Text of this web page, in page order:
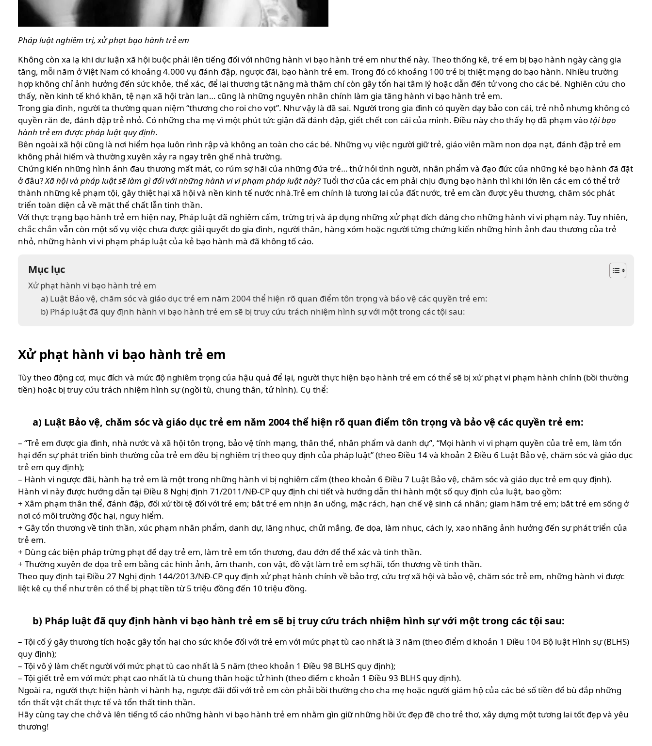
Pháp luật nghiêm trị, xử phạt bạo hành trẻ em
Không còn xa lạ khi dư luận xã hội buộc phải lên tiếng đối với những hành vi bạo hành trẻ em như thế này. Theo thống kê, trẻ em bị bạo hành ngày càng gia
tăng, mỗi năm ở Việt Nam có khoảng 4.000 vụ đánh đập, ngược đãi, bạo hành trẻ em. Trong đó có khoảng 100 trẻ bị thiệt mạng do bạo hành. Nhiều trường
hợp không chỉ ảnh hưởng đến sức khỏe, thể xác, để lại thương tật nặng mà thậm chí còn gây tổn hại tâm lý hoặc dẫn đến tử vong cho các bé. Nghiên cứu cho
thấy, nền kinh tế khó khăn, tệ nạn xã hội tràn lan… cũng là những nguyên nhân chính làm gia tăng hành vi bạo hành trẻ em.
Trong gia đình, người ta thường quan niệm “thương cho roi cho vọt”. Như vậy là đã sai. Người trong gia đình có quyền dạy bảo con cái, trẻ nhỏ nhưng không có
quyền răn đe, đánh đập trẻ nhỏ. Có những cha mẹ vì một phút tức giận đã đánh đập, giết chết con cái của mình. Điều này cho thấy họ đã phạm vào tội bạo
hành trẻ em được pháp luật quy định.
Bên ngoài xã hội cũng là nơi hiểm họa luôn rình rập và không an toàn cho các bé. Những vụ việc người giữ trẻ, giáo viên mầm non dọa nạt, đánh đập trẻ em
không phải hiếm và thường xuyên xảy ra ngay trên ghế nhà trường.
Chứng kiến những hình ảnh đau thương mất mát, co rúm sợ hãi của những đứa trẻ… thử hỏi tình người, nhân phẩm và đạo đức của những kẻ bạo hành đã đặt
ở đâu?Xã hội và pháp luật sẽ làm gì đối với những hành vi vi phạm pháp luật này? Tuổi thơ của các em phải chịu đựng bạo hành thì khi lớn lên các em có thể trở
thành những kẻ phạm tội, gây thiệt hại xã hội và nền kinh tế nước nhà.Trẻ em chính là tương lai của đất nước, trẻ em cần được yêu thương, chăm sóc phát
triển toàn diện cả về mặt thể chất lẫn tinh thần.
Với thực trạng bạo hành trẻ em hiện nay, Pháp luật đã nghiêm cấm, trừng trị và áp dụng những xử phạt đích đáng cho những hành vi vi phạm này. Tuy nhiên,
chắc chắn vẫn còn một số vụ việc chưa được giải quyết do gia đình, người thân, hàng xóm hoặc người từng chứng kiến những hình ảnh đau thương của trẻ
nhỏ, những hành vi vi phạm pháp luật của kẻ bạo hành mà đã không tố cáo.
Mục lục
Xử phạt hành vi bạo hành trẻ em
a) Luật Bảo vệ, chăm sóc và giáo dục trẻ em năm 2004 thể hiện rõ quan điểm tôn trọng và bảo vệ các quyền trẻ em:
b) Pháp luật đã quy định hành vi bạo hành trẻ em sẽ bị truy cứu trách nhiệm hình sự với một trong các tội sau:
Xử phạt hành vi bạo hành trẻ em
Tùy theo động cơ, mục đích và mức độ nghiêm trọng của hậu quả để lại, người thực hiện bạo hành trẻ em có thể sẽ bị xử phạt vi phạm hành chính (bồi thường
tiền) hoặc bị truy cứu trách nhiệm hình sự (ngồi tù, chung thân, tử hình). Cụ thể:
a) Luật Bảo vệ, chăm sóc và giáo dục trẻ em năm 2004 thể hiện rõ quan điểm tôn trọng và bảo vệ các quyền trẻ em:
– “Trẻ em được gia đình, nhà nước và xã hội tôn trọng, bảo vệ tính mạng, thân thể, nhân phẩm và danh dự”, “Mọi hành vi vi phạm quyền của trẻ em, làm tổn
hại đến sự phát triển bình thường của trẻ em đều bị nghiêm trị theo quy định của pháp luật” (theo Điều 14 và khoản 2 Điều 6 Luật Bảo vệ, chăm sóc và giáo dục
trẻ em quy định);
– Hành vi ngược đãi, hành hạ trẻ em là một trong những hành vi bị nghiêm cấm (theo khoản 6 Điều 7 Luật Bảo vệ, chăm sóc và giáo dục trẻ em quy định).
Hành vi này được hướng dẫn tại Điều 8 Nghị định 71/2011/NĐ-CP quy định chi tiết và hướng dẫn thi hành một số quy định của luật, bao gồm:
+ Xâm phạm thân thể, đánh đập, đối xử tồi tệ đối với trẻ em; bắt trẻ em nhịn ăn uống, mặc rách, hạn chế vệ sinh cá nhân; giam hãm trẻ em; bắt trẻ em sống ở
nơi có môi trường độc hại, nguy hiểm.
+ Gây tổn thương về tinh thần, xúc phạm nhân phẩm, danh dự, lăng nhục, chửi mắng, đe dọa, làm nhục, cách ly, xao nhãng ảnh hưởng đến sự phát triển của
trẻ em.
+ Dùng các biện pháp trừng phạt để dạy trẻ em, làm trẻ em tổn thương, đau đớn để thể xác và tinh thần.
+ Thường xuyên đe dọa trẻ em bằng các hình ảnh, âm thanh, con vật, đồ vật làm trẻ em sợ hãi, tổn thương về tinh thần.
Theo quy định tại Điều 27 Nghị định 144/2013/NĐ-CP quy định xử phạt hành chính về bảo trợ, cứu trợ xã hội và bảo vệ, chăm sóc trẻ em, những hành vi được
liệt kê cụ thể như trên có thể bị phạt tiền từ 5 triệu đồng đến 10 triệu đồng.
b) Pháp luật đã quy định hành vi bạo hành trẻ em sẽ bị truy cứu trách nhiệm hình sự với một trong các tội sau:
– Tội cố ý gây thương tích hoặc gây tổn hại cho sức khỏe đối với trẻ em với mức phạt tù cao nhất là 3 năm (theo điểm d khoản 1 Điều 104 Bộ luật Hình sự (BLHS)
quy định);
– Tội vô ý làm chết người với mức phạt tù cao nhất là 5 năm (theo khoản 1 Điều 98 BLHS quy định);
– Tội giết trẻ em với mức phạt cao nhất là tù chung thân hoặc tử hình (theo điểm c khoản 1 Điều 93 BLHS quy định).
Ngoài ra, người thực hiện hành vi hành hạ, ngược đãi đối với trẻ em còn phải bồi thường cho cha mẹ hoặc người giám hộ của các bé số tiền để bù đắp những
tổn thất vật chất thực tế và tổn thất tinh thần.
Hãy cùng tay che chở và lên tiếng tố cáo những hành vi bạo hành trẻ em nhằm gìn giữ những hồi ức đẹp đẽ cho trẻ thơ, xây dựng một tương lai tốt đẹp và yêu
thương!